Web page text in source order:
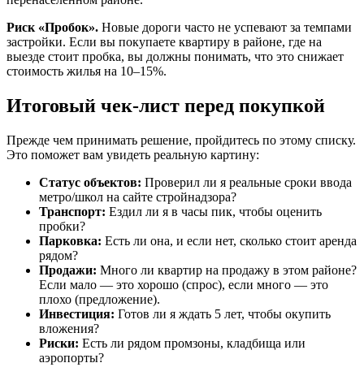
Риск «Пробок». Новые дороги часто не успевают за темпами
застройки. Если вы покупаете квартиру в районе, где на
выезде стоит пробка, вы должны понимать, что это снижает
стоимость жилья на 10–15%.
Итоговый чек-лист перед покупкой
Прежде чем принимать решение, пройдитесь по этому списку.
Это поможет вам увидеть реальную картину:
Статус объектов: Проверил ли я реальные сроки ввода
метро/школ на сайте стройнадзора?
Транспорт: Ездил ли я в часы пик, чтобы оценить
пробки?
Парковка: Есть ли она, и если нет, сколько стоит аренда
рядом?
Продажи: Много ли квартир на продажу в этом районе?
Если мало — это хорошо (спрос), если много — это
плохо (предложение).
Инвестиция: Готов ли я ждать 5 лет, чтобы окупить
вложения?
Риски: Есть ли рядом промзоны, кладбища или
аэропорты?